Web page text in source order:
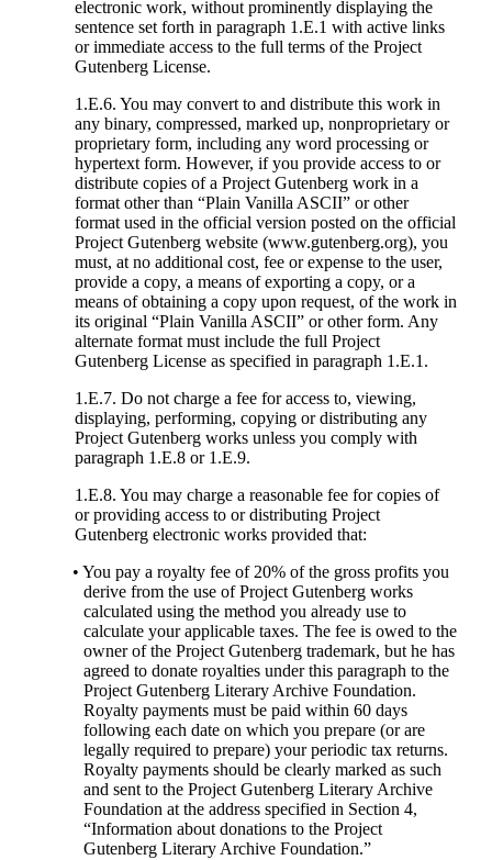
electronic work, without prominently displaying the
sentence set forth in paragraph 1.E.1 with active links
or immediate access to the full terms of the Project
Gutenberg License.
1.E.6. You may convert to and distribute this work in
any binary, compressed, marked up, nonproprietary or
proprietary form, including any word processing or
hypertext form. However, if you provide access to or
distribute copies of a Project Gutenberg work in a
format other than “Plain Vanilla ASCII” or other
format used in the official version posted on the official
Project Gutenberg website (www.gutenberg.org), you
must, at no additional cost, fee or expense to the user,
provide a copy, a means of exporting a copy, or a
means of obtaining a copy upon request, of the work in
its original “Plain Vanilla ASCII” or other form. Any
alternate format must include the full Project
Gutenberg License as specified in paragraph 1.E.1.
1.E.7. Do not charge a fee for access to, viewing,
displaying, performing, copying or distributing any
Project Gutenberg works unless you comply with
paragraph 1.E.8 or 1.E.9.
1.E.8. You may charge a reasonable fee for copies of
or providing access to or distributing Project
Gutenberg electronic works provided that:
• You pay a royalty fee of 20% of the gross profits you
derive from the use of Project Gutenberg works
calculated using the method you already use to
calculate your applicable taxes. The fee is owed to the
owner of the Project Gutenberg trademark, but he has
agreed to donate royalties under this paragraph to the
Project Gutenberg Literary Archive Foundation.
Royalty payments must be paid within 60 days
following each date on which you prepare (or are
legally required to prepare) your periodic tax returns.
Royalty payments should be clearly marked as such
and sent to the Project Gutenberg Literary Archive
Foundation at the address specified in Section 4,
“Information about donations to the Project
Gutenberg Literary Archive Foundation.”